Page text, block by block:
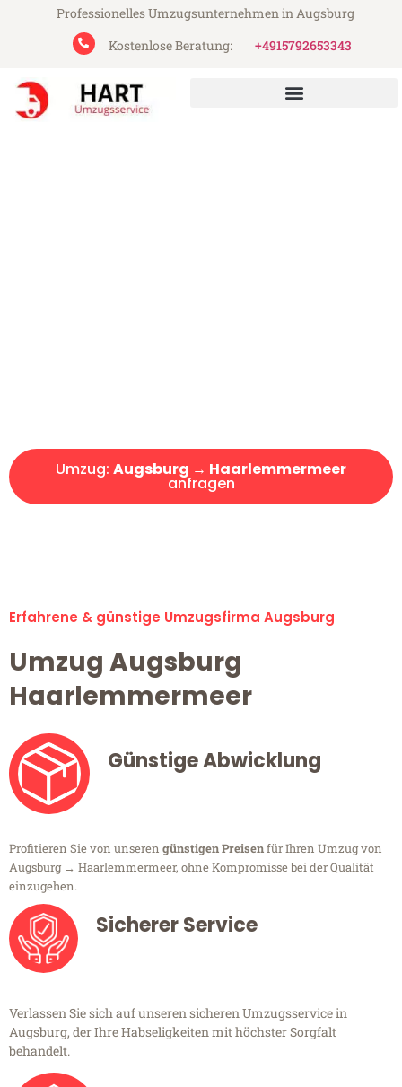
Professionelles Umzugsunternehmen in Augsburg
Kostenlose Beratung:
+4915792653343
Umzug: Augsburg → Haarlemmermeer
anfragen
Erfahrene & günstige Umzugsfirma Augsburg
Umzug Augsburg
Haarlemmermeer
Günstige Abwicklung
Profitieren Sie von unseren günstigen Preisenfür Ihren Umzug von
Augsburg → Haarlemmermeer, ohne Kompromisse bei der Qualität
einzugehen.
Sicherer Service
Verlassen Sie sich auf unseren sicheren Umzugsservice in
Augsburg, der Ihre Habseligkeiten mit höchster Sorgfalt
behandelt.